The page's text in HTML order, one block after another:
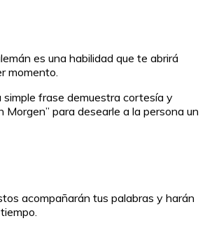
es una habilidad que te abrirá
momento.
simple frase demuestra cortesía y
para desearle a la persona un
acompañarán tus palabras y harán